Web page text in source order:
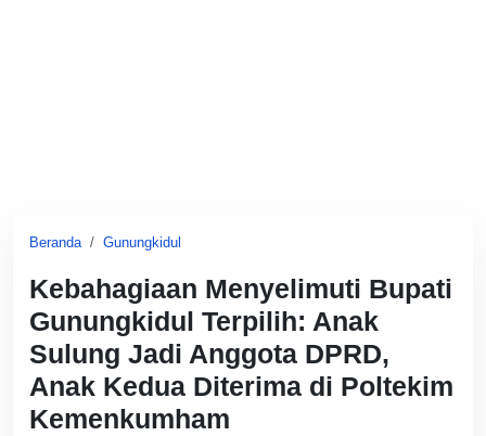
Beranda Gunungkidul
Kebahagiaan Menyelimuti Bupati
Gunungkidul Terpilih: Anak
Sulung Jadi Anggota DPRD,
Anak Kedua Diterima di Poltekim
Kemenkumham